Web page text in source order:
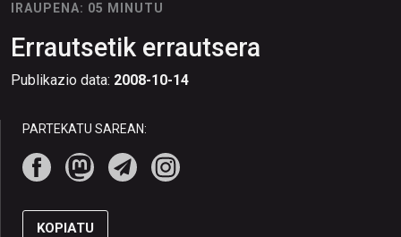
IRAUPENA: 05 MINUTU
Errautsetik errautsera
Publikazio data: 2008-10-14
PARTEKATU SAREAN:
KOPIATU